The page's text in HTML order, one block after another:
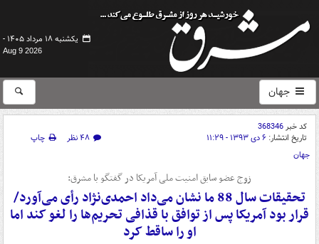
یکشنبه ۱۸ مرداد ۱۴۰۵ -
Aug 9 2026
جهان
کد خبر368346
تاریخ انتشار: ۶ دی ۱۳۹۳ - ۱۱:۲۹ ۴۸ نظر
چاپ
جهان
زوج عضو سابق امنیت ملی آمریکا در گفتگو با مشرق:
تحقیقات سال 88 ما نشان می‌داد احمدی‌نژاد رأی می‌آورد/
قرار بود آمریکا پس از توافق با قذافی تحریم‌ها را لغو کند اما
او را ساقط کرد